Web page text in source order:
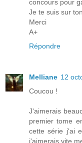
concours pour
Je te suis sur
Merci
A+
Répondre
Melliane 12
Coucou !
J'aimerais
premier tome
cette série j'ai
j'aimerais vite